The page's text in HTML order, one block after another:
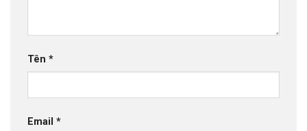
Tên *
Email *